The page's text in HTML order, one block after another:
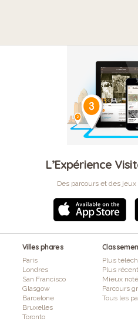
L’Expérience
Des parcours et des
Villes phares
Paris
Londres
San Francisco
Glasgow
Barcelone
Bruxelles
Toronto
Plus
Plus
Mieux
Parcours
Tous les